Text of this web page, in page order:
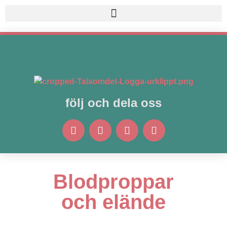
följ och dela oss
2 SPRUTOR , BIVERKNINGSRAPPORT
MODERNA
Blodproppar
och elände